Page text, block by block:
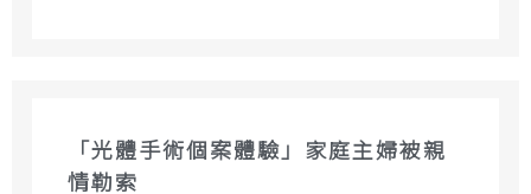
「光體手術個案體驗」家庭主婦被親
情勒索